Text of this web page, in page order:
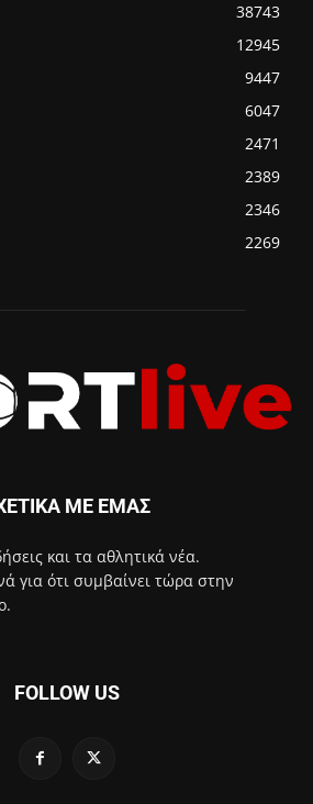
38743
12945
9447
6047
2471
2389
2346
2269
ΜΕ ΕΜΑΣ
και τα αθλητικά νέα.
για ότι συμβαίνει τώρα στην
FOLLOW US